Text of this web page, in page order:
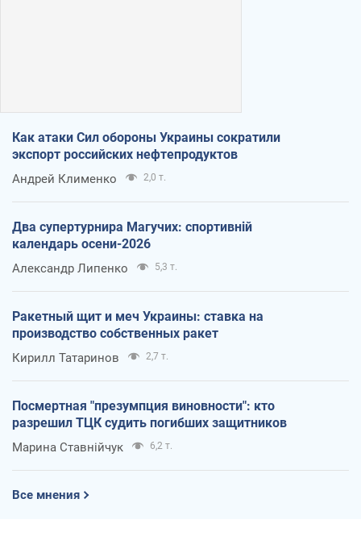
Как атаки Сил обороны Украины сократили
экспорт российских нефтепродуктов
Андрей Клименко 2,0 т.
Два супертурнира Магучих: спортивній
календарь осени-2026
Александр Липенко 5,3 т.
Ракетный щит и меч Украины: ставка на
производство собственных ракет
Кирилл Татаринов 2,7 т.
Посмертная "презумпция виновности": кто
разрешил ТЦК судить погибших защитников
Марина Ставнійчук 6,2 т.
Все мнения